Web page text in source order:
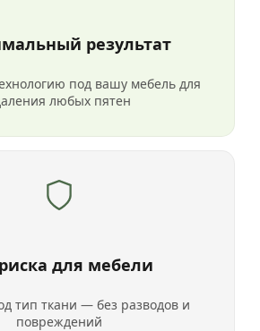
результат
под вашу мебель для
любых пятен
для мебели
тип ткани — без разводов и
повреждений